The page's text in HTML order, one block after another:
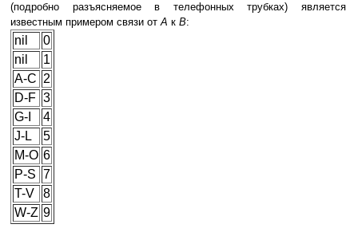
(подробно разъясняемое в телефонных трубках) является
известным примером связи отA к B:
nil
0
nil
1
A-C 2
D-F 3
G-I
4
J-L
5
M-O 6
P-S 7
T-V
8
W-Z 9